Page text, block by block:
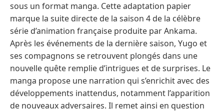
sous un format manga. Cette adaptation papier
marque la suite directe de la saison 4 de la célèbre
série d’animation française produite par Ankama.
Après les événements de la dernière saison, Yugo et
ses compagnons se retrouvent plongés dans une
nouvelle quête remplie d’intrigues et de surprises. Le
manga propose une narration qui s’enrichit avec des
développements inattendus, notamment l’apparition
de nouveaux adversaires. Il remet ainsi en question